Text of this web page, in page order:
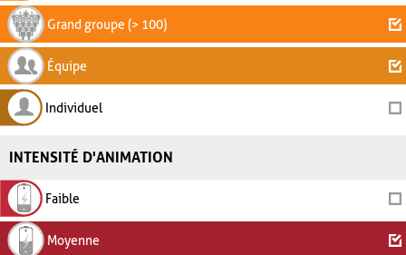
Grand groupe (> 100)
Équipe
Individuel
INTENSITÉ D'ANIMATION
Faible
Moyenne